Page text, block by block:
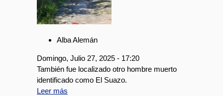
Alba Alemán
Domingo, Julio 27, 2025 - 17:20
También fue localizado otro hombre muerto
identificado como El Suazo.
Leer más